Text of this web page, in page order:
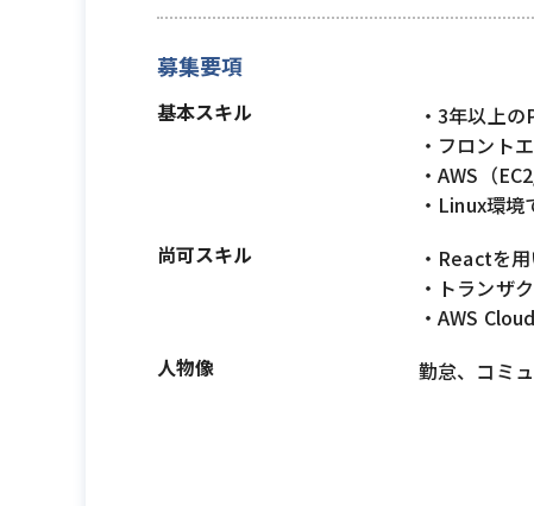
募集要項
基本スキル
・3年以上
・フロント
・AWS（
・Linux環
尚可スキル
・Reactを
・トランザ
・AWS
人物像
勤怠、コミ